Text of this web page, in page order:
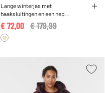
Lange winterjas met
haaksluitingen en een nep
bontkraag
Price reduced from
€ 179,99
€ 72,00